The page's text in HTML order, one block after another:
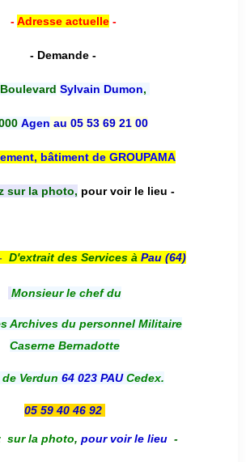
-Adresse actuelle-
- Demande -
Sylvain Dumon,
Agen au 05 53 69 21 00
bâtiment de GROUPAMA
sur la photo, pour voir le lieu -
D'extrait des Services à Pau (64)
Monsieur le chef du
Archives du personnel Militaire
Caserne Bernadotte
Verdun 64 023 PAUCedex.
05 59 40 46 92
sur la photo, pour voir le lieu -